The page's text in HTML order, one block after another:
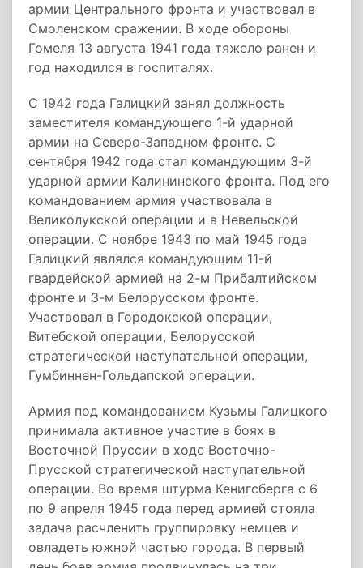
армии Центрального фронта и участвовал в
Смоленском сражении. В ходе обороны
Гомеля 13 августа 1941 года тяжело ранен и
год находился в госпиталях.
С 1942 года Галицкий занял должность
заместителя командующего 1-й ударной
армии на Северо-Западном фронте. С
сентября 1942 года стал командующим 3-й
ударной армии Калининского фронта. Под его
командованием армия участвовала в
Великолукской операции и в Невельской
операции. С ноябре 1943 по май 1945 года
Галицкий являлся командующим 11-й
гвардейской армией на 2-м Прибалтийском
фронте и 3-м Белорусском фронте.
Участвовал в Городокской операции,
Витебской операции, Белорусской
стратегической наступательной операции,
Гумбиннен-Гольдапской операции.
Армия под командованием Кузьмы Галицкого
принимала активное участие в боях в
Восточной Пруссии в ходе Восточно-
Прусской стратегической наступательной
операции. Во время штурма Кенигсберга с 6
по 9 апреля 1945 года перед армией стояла
задача расчленить группировку немцев и
овладеть южной частью города. В первый